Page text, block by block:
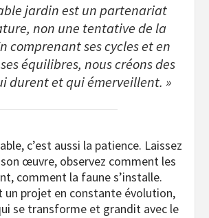
jardin est un partenariat
non une tentative de la
comprenant ses cycles et en
équilibres, nous créons des
durent et qui émerveillent. »
c’est aussi la patience. Laissez
œuvre, observez comment les
comment la faune s’installe.
un projet en constante évolution,
se transforme et grandit avec le